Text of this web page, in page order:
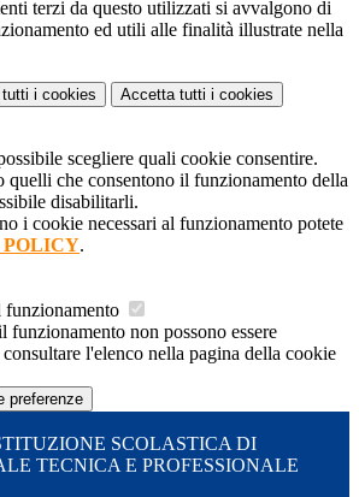
terzi da questo utilizzati si avvalgono di
ed utili alle finalità illustrate nella
tutti i cookies Accetta tutti i cookies
scegliere quali cookie consentire.
quelli che consentono il funzionamento della
disabilitarli.
i cookie necessari al funzionamento potete
POLICY.
funzionamento
funzionamento non possono essere
l'elenco nella pagina della cookie
preferenze
SCOLASTICA DI
TECNICA E PROFESSIONALE